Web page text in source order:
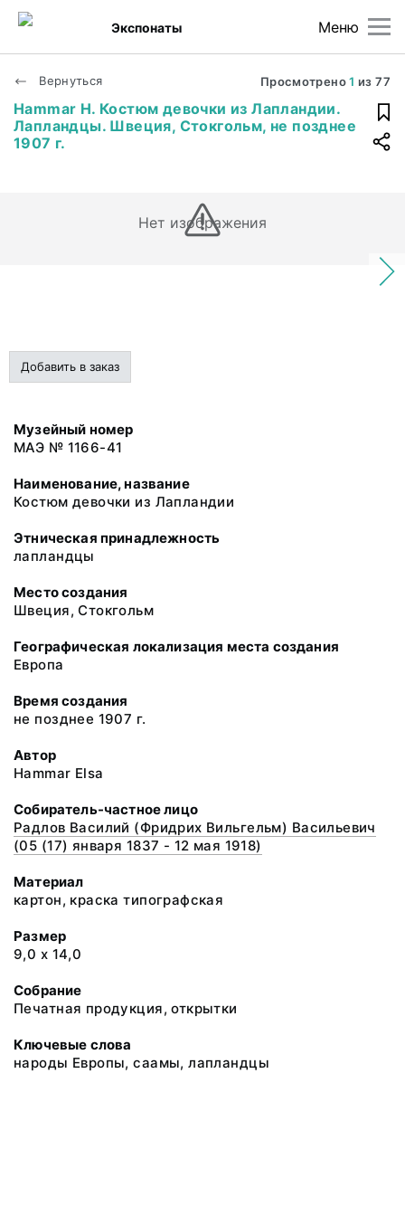
Меню
Экспонаты
Вернуться Просмотрено1 из77
Hammar H. Костюм девочки из Лапландии.
Лапландцы. Швеция, Стокгольм, не позднее
1907 г.
Нет изображения
Добавить в заказ
Музейный номер
МАЭ № 1166-41
Наименование, название
Костюм девочки из Лапландии
Этническая принадлежность
лапландцы
Место создания
Швеция, Стокгольм
Географическая локализация места создания
Европа
Время создания
не позднее 1907 г.
Автор
Hammar Elsa
Собиратель-частное лицо
Радлов Василий (Фридрих Вильгельм) Васильевич
(05 (17) января 1837 - 12 мая 1918)
Материал
картон, краска типографская
Размер
9,0 х 14,0
Собрание
Печатная продукция, открытки
Ключевые слова
народы Европы, саамы, лапландцы